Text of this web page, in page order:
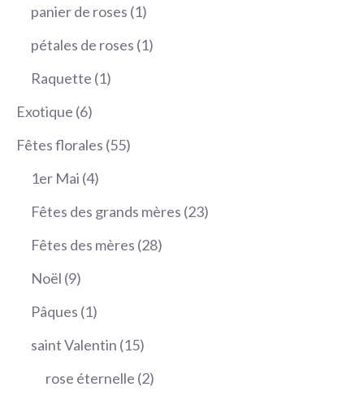
panier de roses 11
produit
pétales de roses 11
Raquette 11
Exotique 66
produits
Fêtes florales 5555
1er Mai 44
produits
Fêtes des grands mères 2323
Fêtes des mères 2828
Noël 99
produits
Pâques 11
produit
saint Valentin 1515
produits
rose éternelle 22